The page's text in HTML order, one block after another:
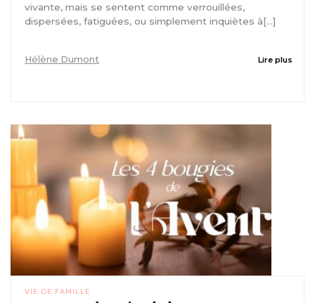
vivante, mais se sentent comme verrouillées,
dispersées, fatiguées, ou simplement inquiètes à[...]
Hélène Dumont Lire plus
VIE DE FAMILLE